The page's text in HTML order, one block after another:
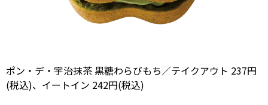
ポン・デ・宇治抹茶 黒糖わらびもち／テイクアウト 237円
(税込)、イートイン 242円(税込)